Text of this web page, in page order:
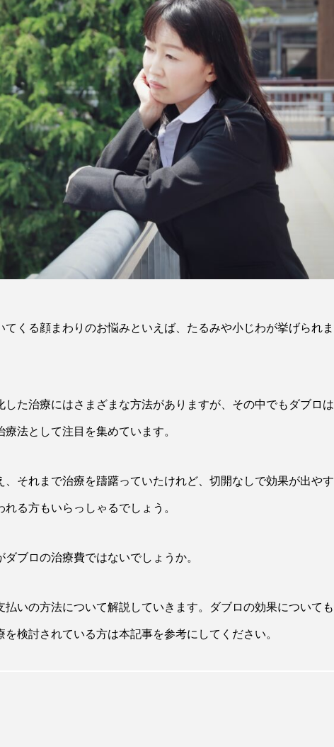
くる顔まわりのお悩みといえば、たるみや小じわが挙げられま
した治療にはさまざまな方法がありますが、その中でもダブロは
法として注目を集めています。
それまで治療を躊躇っていたけれど、切開なしで効果が出やす
る方もいらっしゃるでしょう。
ブロの治療費ではないでしょうか。
払いの方法について解説していきます。ダブロの効果についても
検討されている方は本記事を参考にしてください。